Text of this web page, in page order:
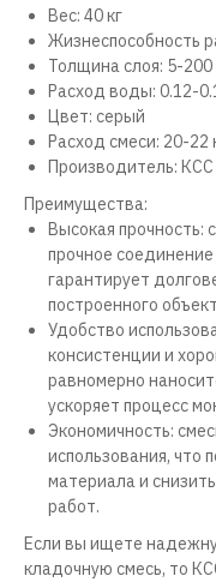
Вес: 40 кг
Жизнеспособность
Толщина слоя: 5-
Расход воды: 0.12-
Цвет: серый
Расход смеси: 20-22
Производитель: КСС
Преимущества:
Высокая прочность:
прочное
гарантирует
построенного
Удобство
консистенции и
равномерно
ускоряет процесс
Экономичность:
использования, что
материала и
работ.
Если вы ищете
кладочную смесь, то